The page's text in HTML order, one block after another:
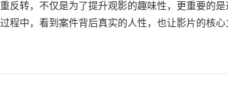
转，不仅是为了提升观影的趣味性，更重要的是
程中，看到案件背后真实的人性，也让影片的核心